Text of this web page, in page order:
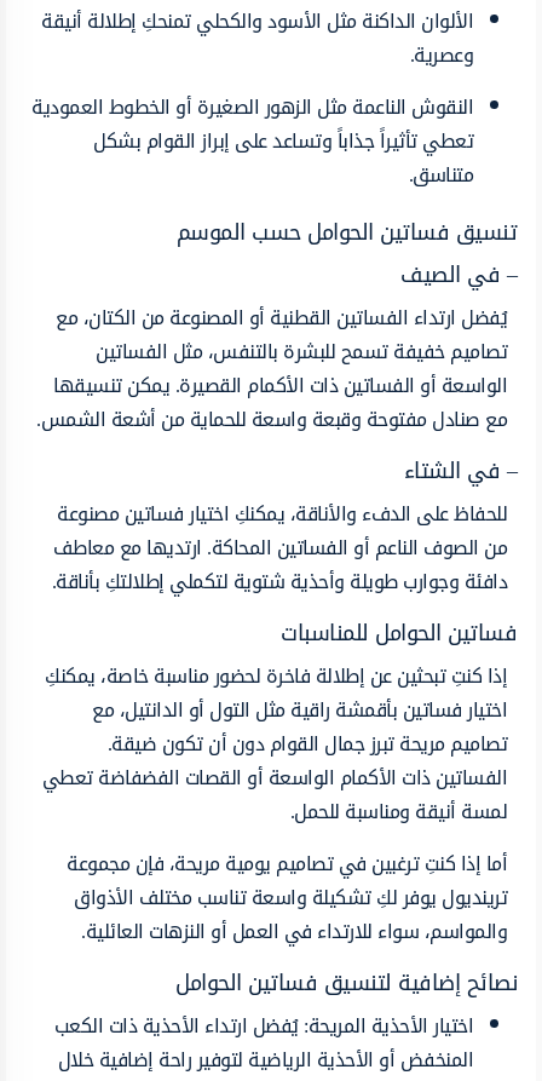
الألوان الداكنة مثل الأسود والكحلي تمنحكِ إطلالة أنيقة
وعصرية.
النقوش الناعمة مثل الزهور الصغيرة أو الخطوط العمودية
تعطي تأثيراً جذاباً وتساعد على إبراز القوام بشكل
متناسق.
تنسيق فساتين الحوامل حسب الموسم
– في الصيف
يُفضل ارتداء الفساتين القطنية أو المصنوعة من الكتان، مع
تصاميم خفيفة تسمح للبشرة بالتنفس، مثل الفساتين
الواسعة أو الفساتين ذات الأكمام القصيرة. يمكن تنسيقها
مع صنادل مفتوحة وقبعة واسعة للحماية من أشعة الشمس.
– في الشتاء
للحفاظ على الدفء والأناقة، يمكنكِ اختيار فساتين مصنوعة
من الصوف الناعم أو الفساتين المحاكة. ارتديها مع معاطف
دافئة وجوارب طويلة وأحذية شتوية لتكملي إطلالتكِ بأناقة.
فساتين الحوامل للمناسبات
إذا كنتِ تبحثين عن إطلالة فاخرة لحضور مناسبة خاصة، يمكنكِ
اختيار فساتين بأقمشة راقية مثل التول أو الدانتيل، مع
تصاميم مريحة تبرز جمال القوام دون أن تكون ضيقة.
الفساتين ذات الأكمام الواسعة أو القصات الفضفاضة تعطي
لمسة أنيقة ومناسبة للحمل.
أما إذا كنتِ ترغبين في تصاميم يومية مريحة، فإن مجموعة
ترينديول يوفر لكِ تشكيلة واسعة تناسب مختلف الأذواق
والمواسم، سواء للارتداء في العمل أو النزهات العائلية.
نصائح إضافية لتنسيق فساتين الحوامل
اختيار الأحذية المريحة: يُفضل ارتداء الأحذية ذات الكعب
المنخفض أو الأحذية الرياضية لتوفير راحة إضافية خلال